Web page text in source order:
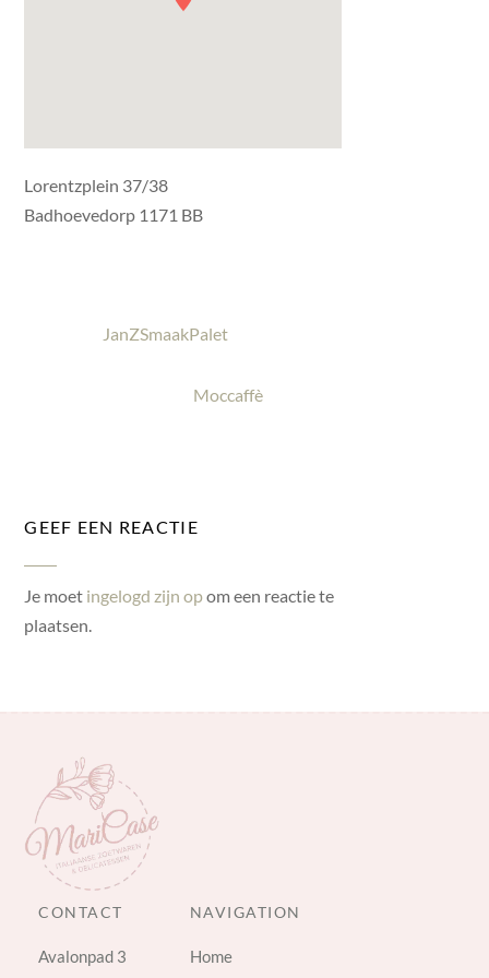
Lorentzplein 37/38
Badhoevedorp 1171 BB
JanZSmaakPalet
Moccaffè
GEEF EEN REACTIE
Je moet ingelogd zijn opom een reactie te
plaatsen.
CONTACT
Avalonpad 3
NAVIGATION
Home